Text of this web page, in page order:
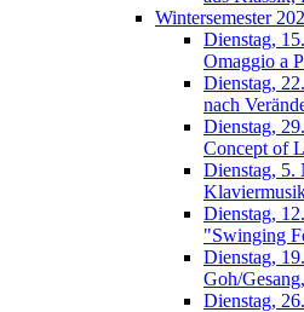
Wintersemester
Dienstag,
Omaggio a
Dienstag,
nach
Dienstag,
Concept of
Dienstag, 5.
Dienstag,
"Swinging
Dienstag,
Goh/
Dienstag,